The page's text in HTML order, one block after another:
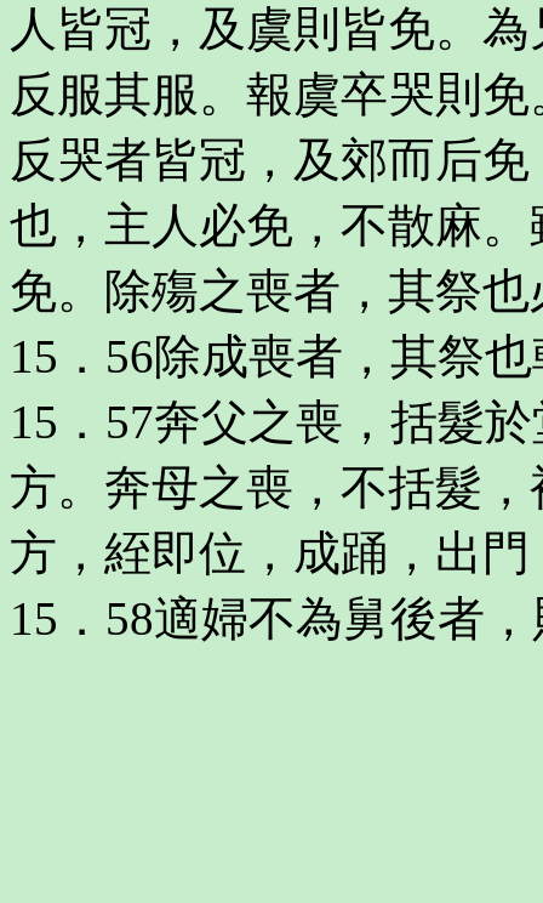
人皆冠，及虞則皆免。
反服其服。報虞卒哭則
反哭者皆冠，及郊而后
也，主人必免，不散麻
免。除殤之喪者，其祭也
15．56除成喪者，其祭
15．57奔父之喪，括髮
方。奔母之喪，不括髮
方，絰即位，成踊，出
15．58適婦不為舅後者